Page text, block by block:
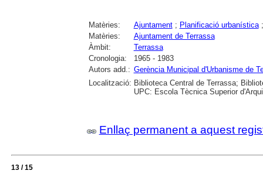
Matèries: Ajuntament; Planificació urbanística
Matèries:
Ajuntament de Terrassa
Àmbit:
Terrassa
Cronologia:
1965 - 1983
Autors add.: Gerència Municipal d'Urbanisme de
Localització: Biblioteca Central de Terrassa;
UPC: Escola Tècnica Superior
Enllaç permanent a aquest
13 / 15